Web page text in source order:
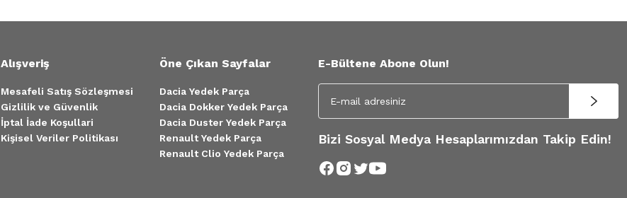
Alışveriş
Mesafeli Satış Sözleşmesi
Gizlilik ve Güvenlik
İptal İade Koşullari
Kişisel Veriler Politikası
Öne Çıkan Sayfalar
Dacia Yedek Parça
Dacia Dokker Yedek Parça
Dacia Duster Yedek Parça
Renault Yedek Parça
Renault Clio Yedek Parça
E-Bültene Abone Olun!
Bizi Sosyal Medya Hesaplarımızdan Takip Edin!